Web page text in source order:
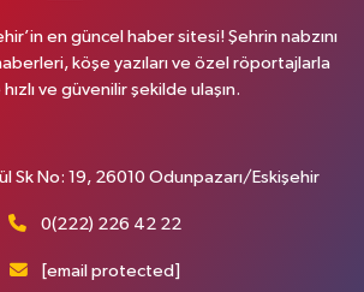
en güncel haber sitesi! Şehrin nabzını
köşe yazıları ve özel röportajlarla
ve güvenilir şekilde ulaşın.
Sk No: 19, 26010 Odunpazarı/Eskişehir
0(222) 226 42 22
[email protected]